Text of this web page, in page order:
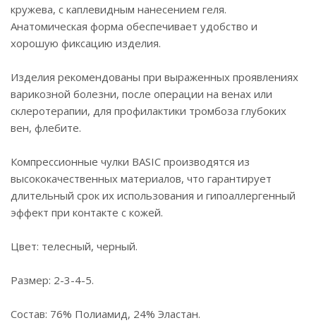
кружева, с каплевидным нанесением геля.
Анатомическая форма обеспечивает удобство и
хорошую фиксацию изделия.
Изделия рекомендованы при выраженных проявлениях
варикозной болезни, после операции на венах или
склеротерапии, для профилактики тромбоза глубоких
вен, флебите.
Компрессионные чулки BASIC производятся из
высококачественных материалов, что гарантирует
длительный срок их использования и гипоаллергенный
эффект при контакте с кожей.
Цвет: телесный, черный.
Размер: 2-3-4-5.
Состав: 76% Полиамид, 24% Эластан.